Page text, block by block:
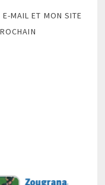
MAIL ET MON SITE